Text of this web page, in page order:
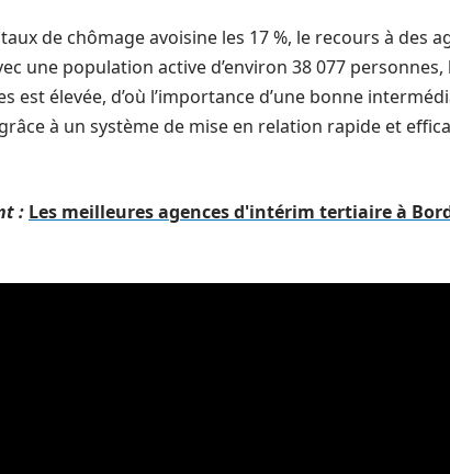
de chômage avoisine les 17 %, le recours à des
une population active d’environ 38 077
est élevée, d’où l’importance d’une bonne
à un système de mise en relation rapide et
: Les meilleures agences d'intérim tertiaire à